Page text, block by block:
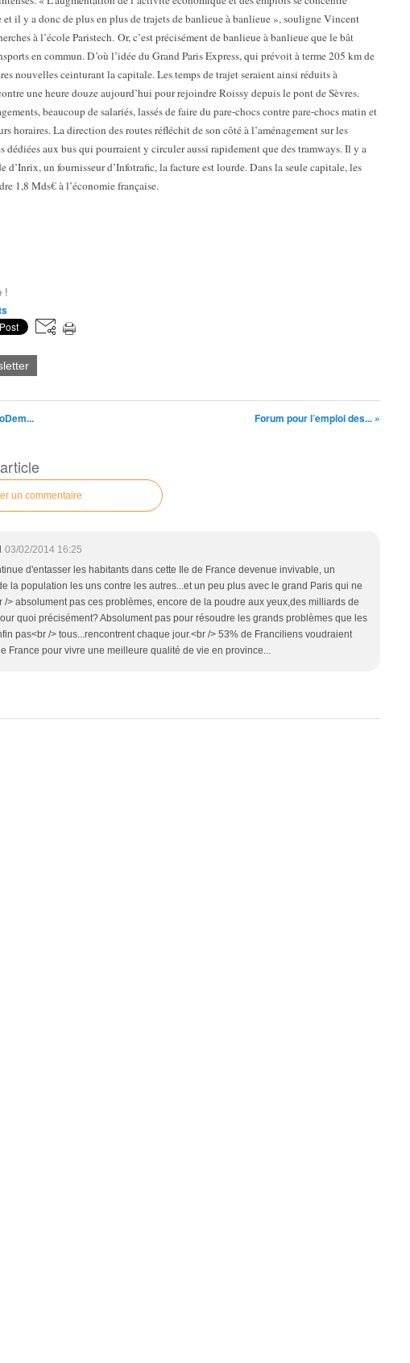
et il y a donc de plus en plus de trajets de banlieue à banlieue », souligne Vincent
à l’école Paristech. Or, c’est précisément de banlieue à banlieue que le bât
en commun. D’où l’idée du Grand Paris Express, qui prévoit à terme 205 km de
nouvelles ceinturant la capitale. Les temps de trajet seraient ainsi réduits à
une heure douze aujourd’hui pour rejoindre Roissy depuis le pont de Sèvres.
beaucoup de salariés, lassés de faire du pare-chocs contre pare-chocs matin et
horaires. La direction des routes réfléchit de son côté à l’aménagement sur les
dédiées aux bus qui pourraient y circuler aussi rapidement que des tramways. Il y a
d’Inrix, un fournisseur d’Infotrafic, la facture est lourde. Dans la seule capitale, les
1,8 Mds€ à l’économie française.
!
Forum pour l’emploi des... »
un commentaire
03/02/2014 16:25
d'entasser les habitants dans cette Ile de France devenue invivable, un
la population les uns contre les autres...et un peu plus avec le grand Paris qui ne
/> absolument pas ces problèmes, encore de la poudre aux yeux,des milliards de
quoi précisément? Absolument pas pour résoudre les grands problèmes que les
pas<br /> tous...rencontrent chaque jour.<br /> 53% de Franciliens voudraient
France pour vivre une meilleure qualité de vie en province...